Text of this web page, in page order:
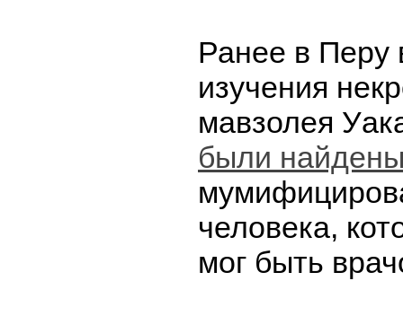
Ранее в Перу
изучения
мавзолея
были
человека,
мог быть